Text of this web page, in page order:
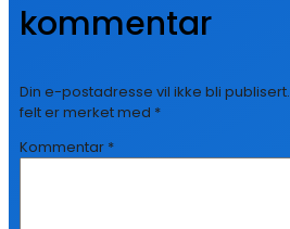
kommentar
Din e-postadresse vil ikke bli publisert.
felt er merket med *
Kommentar *